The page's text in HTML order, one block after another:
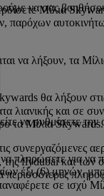
να σας
Μίλια
να λήξουν, τα
θα λήξουν
να ρυθμίσετε
για να
έξι (6) μηνών,
και σε
τα Μίλια Skywards.
συνεργαζόμενες
σε ισχύ
flydubai και των